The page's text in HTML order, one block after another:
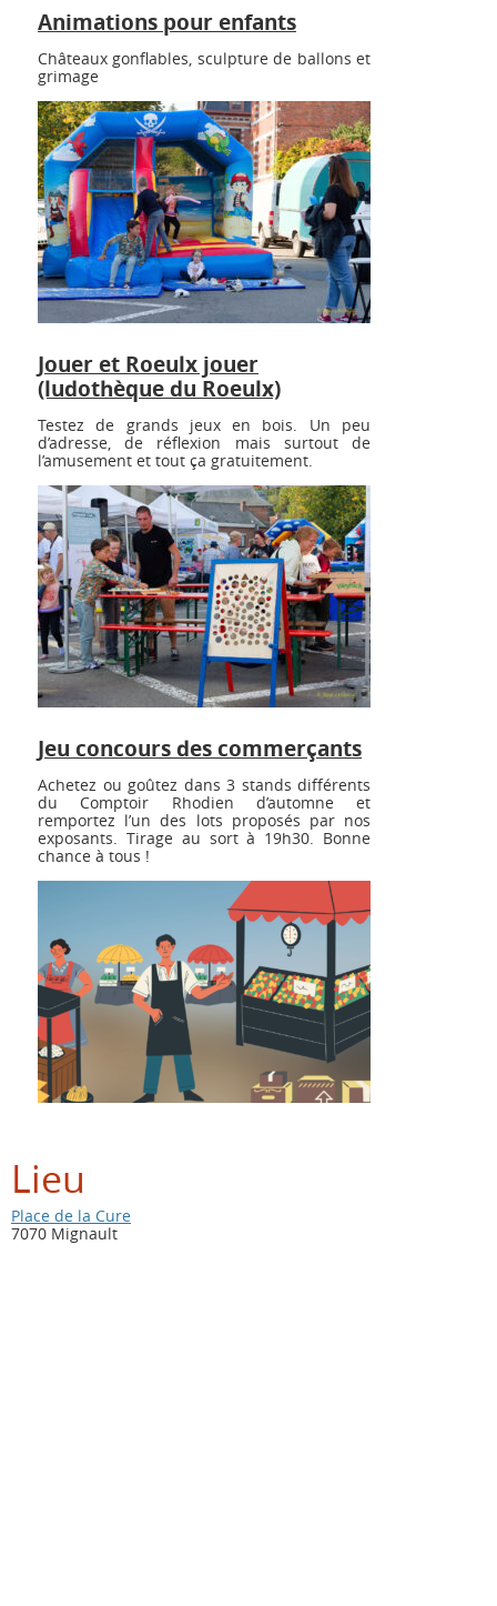
Animations pour enfants
Châteaux gonflables, sculpture de ballons et
grimage
Jouer et Roeulx jouer
(ludothèque du Roeulx)
Testez de grands jeux en bois. Un peu
d’adresse, de réflexion mais surtout de
l’amusement et tout ça gratuitement.
Jeu concours des commerçants
Achetez ou goûtez dans 3 stands différents
du Comptoir Rhodien d’automne et
remportez l’un des lots proposés par nos
exposants. Tirage au sort à 19h30. Bonne
chance à tous !
Lieu
Place de la Cure
7070 Mignault